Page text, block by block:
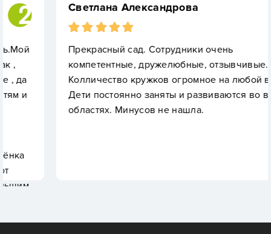
Светлана Александрова
Прекрасный сад. Сотрудники очень
компетентные, дружелюбные, отзывчивые.
Колличество кружков огромное на любой вкус.
Дети постоянно заняты и развиваются во всех
областях. Минусов не нашла.